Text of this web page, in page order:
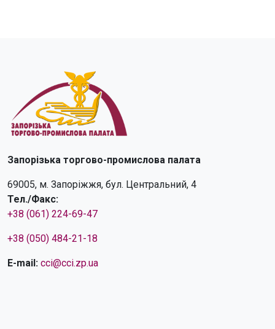
Запорізька торгово-промислова палата
69005, м. Запоріжжя, бул. Центральний, 4
Тел./Факс:
+38 (061) 224-69-47
+38 (050) 484-21-18
E-mail: cci@cci.zp.ua